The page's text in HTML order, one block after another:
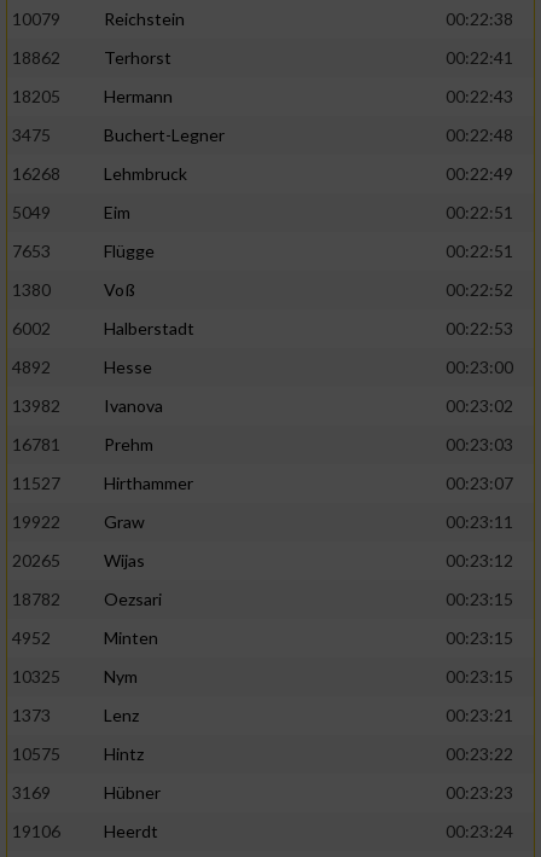
10079
Reichstein
00:22:38
18862
Terhorst
00:22:41
18205
Hermann
00:22:43
3475
Buchert-Legner
00:22:48
16268
Lehmbruck
00:22:49
5049
Eim
00:22:51
7653
Flügge
00:22:51
1380
Voß
00:22:52
6002
Halberstadt
00:22:53
4892
Hesse
00:23:00
13982
Ivanova
00:23:02
16781
Prehm
00:23:03
11527
Hirthammer
00:23:07
19922
Graw
00:23:11
20265
Wijas
00:23:12
18782
Oezsari
00:23:15
4952
Minten
00:23:15
10325
Nym
00:23:15
1373
Lenz
00:23:21
10575
Hintz
00:23:22
3169
Hübner
00:23:23
19106
Heerdt
00:23:24